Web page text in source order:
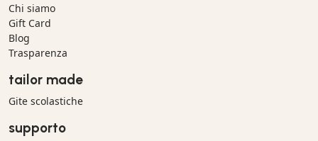
Chi siamo
Gift Card
Blog
Trasparenza
tailor made
Gite scolastiche
supporto